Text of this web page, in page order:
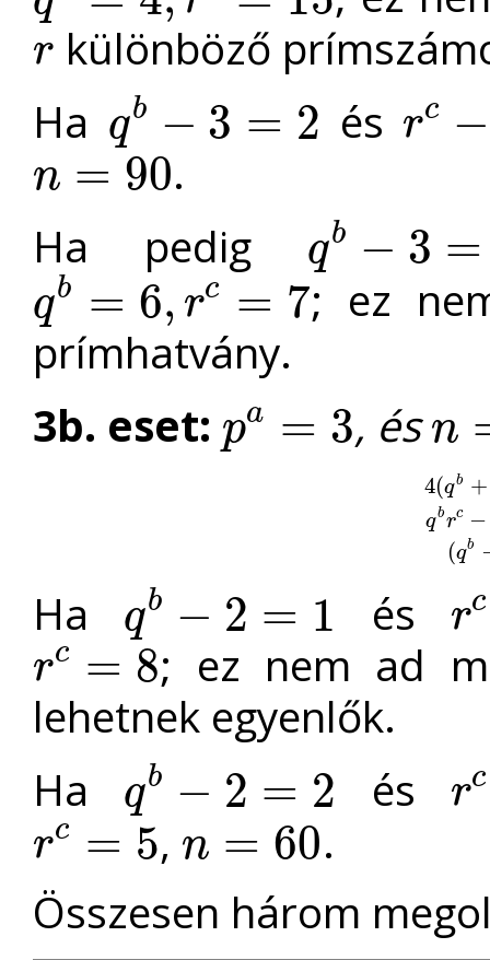
qb rc=15
r
r
különböző
Ha qb − 3 = 2
qb =2 és rc −
rc− =6
n = 90
n=90
.
Ha pedig
qb − 3 =
qb =3
qb = 6, rc = 7
qb rc=7
; ez
prímhatvány.
3b. eset: pa = 3
pa , és n
n=3 ⋅q
4(qb +
qbrc −
(qb
4(qb +1
Ha qb − 2 = 1
qb =1 és rc
rc−
rc = 8
rc=
; ez nem ad
lehetnek egyenlők.
Ha
qb − 2 = 2
qb =2 és rc
rc−
rc = 5
rc= , n = 60
n=60
.
Összesen három